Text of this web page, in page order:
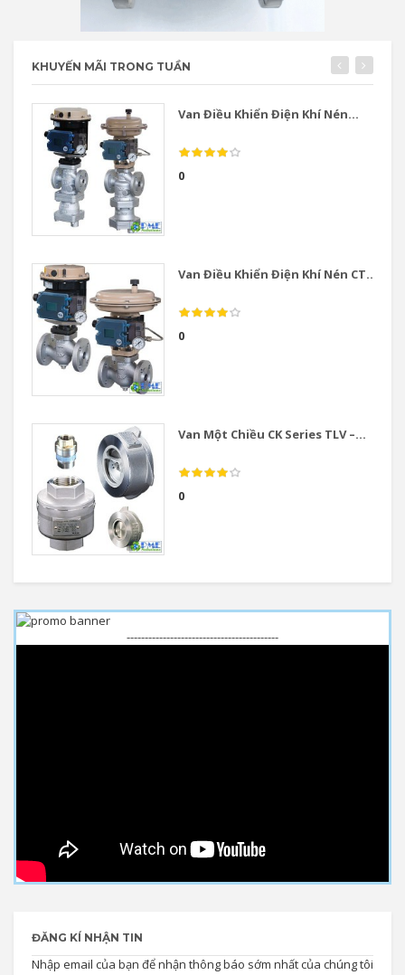
KHUYẾN MÃI TRONG TUẦN
Van Điều Khiển Điện Khí Nén...
0
Van Điều Khiển Điện Khí Nén CT...
0
Van Một Chiều CK Series TLV –...
0
------------------------------------------
ĐĂNG KÍ NHẬN TIN
Nhập email của bạn để nhận thông báo sớm nhất của chúng tôi